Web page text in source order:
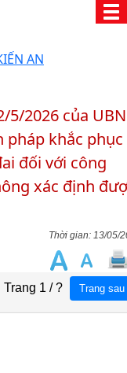
AN
5/2026 của
pháp khắc phục
đối với công
xác định
13/05/